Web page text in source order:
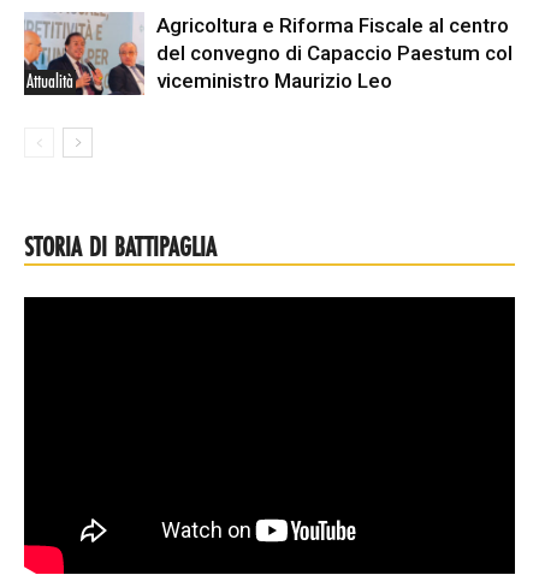
Attualità
Agricoltura e Riforma Fiscale al centro
del convegno di Capaccio Paestum col
viceministro Maurizio Leo
STORIA DI BATTIPAGLIA